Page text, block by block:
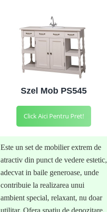
Szel Mob PS545
Click Aici Pentru Pret!
Este un set de mobilier extrem de
atractiv din punct de vedere estetic,
adecvat in baile generoase, unde
contribuie la realizarea unui
ambient special, relaxant, nu doar
utilitar. Ofera spatiu de depozitare,